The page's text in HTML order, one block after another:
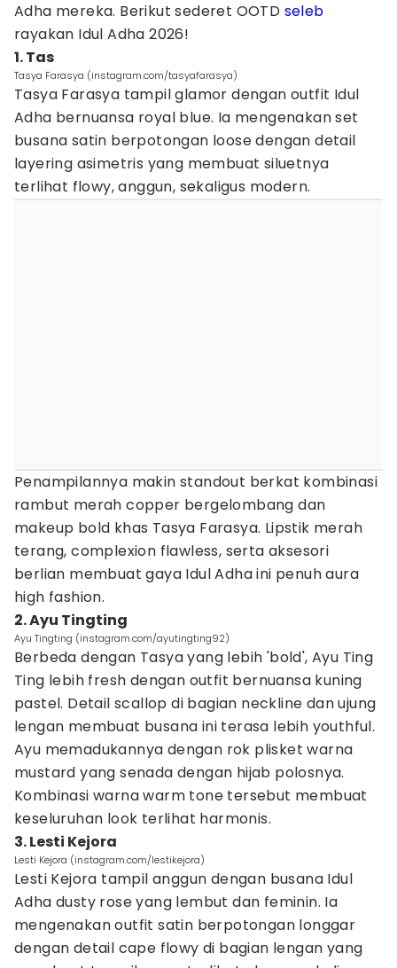
Adha mereka. Berikut sederet OOTD seleb
rayakan Idul Adha 2026!
1. Tas
Tasya Farasya (instagram.com/tasyafarasya)
Tasya Farasya tampil glamor dengan outfit Idul
Adha bernuansa royal blue. Ia mengenakan set
busana satin berpotongan loose dengan detail
layering asimetris yang membuat siluetnya
terlihat flowy, anggun, sekaligus modern.
Penampilannya makin standout berkat kombinasi
rambut merah copper bergelombang dan
makeup bold khas Tasya Farasya. Lipstik merah
terang, complexion flawless, serta aksesori
berlian membuat gaya Idul Adha ini penuh aura
high fashion.
2. Ayu Tingting
Ayu Tingting (instagram.com/ayutingting92)
Berbeda dengan Tasya yang lebih 'bold', Ayu Ting
Ting lebih fresh dengan outfit bernuansa kuning
pastel. Detail scallop di bagian neckline dan ujung
lengan membuat busana ini terasa lebih youthful.
Ayu memadukannya dengan rok plisket warna
mustard yang senada dengan hijab polosnya.
Kombinasi warna warm tone tersebut membuat
keseluruhan look terlihat harmonis.
3. Lesti Kejora
Lesti Kejora (instagram.com/lestikejora)
Lesti Kejora tampil anggun dengan busana Idul
Adha dusty rose yang lembut dan feminin. Ia
mengenakan outfit satin berpotongan longgar
dengan detail cape flowy di bagian lengan yang